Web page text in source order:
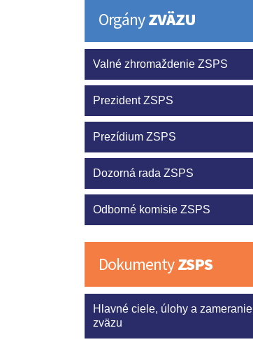
OrgányZVÄZU
Valné zhromaždenie ZSPS
Prezident ZSPS
Prezídium ZSPS
Dozorná rada ZSPS
Odborné komisie ZSPS
DokumentyZSPS
Hlavné ciele, úlohy a zameranie
zväzu